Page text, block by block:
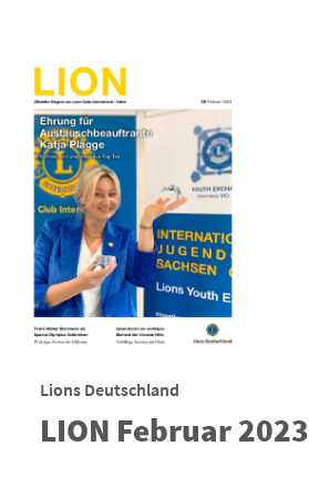
Lions Deutschland
LION Februar 2023